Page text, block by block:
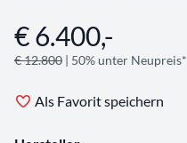
Angebotsinformationen
€ 6.400,-
€ 12.800 | 50% unter Neupreis*
Als Favorit speichern